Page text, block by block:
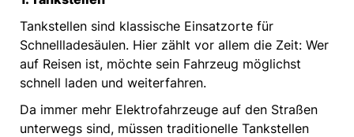
Tankstellen sind klassische Einsatzorte für
Schnellladesäulen. Hier zählt vor allem die Zeit: Wer
auf Reisen ist, möchte sein Fahrzeug möglichst
schnell laden und weiterfahren.
Da immer mehr Elektrofahrzeuge auf den Straßen
unterwegs sind, müssen traditionelle Tankstellen